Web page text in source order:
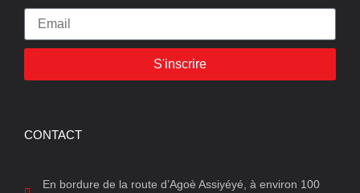
S'inscrire
CONTACT
En bordure de la route d’Agoè Assiyéyé, à environ 100